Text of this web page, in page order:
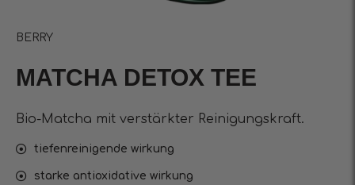
BERRY
MATCHA DETOX TEE
Bio-Matcha mit verstärkter Reinigungskraft.
tiefenreinigende wirkung
starke antioxidative wirkung